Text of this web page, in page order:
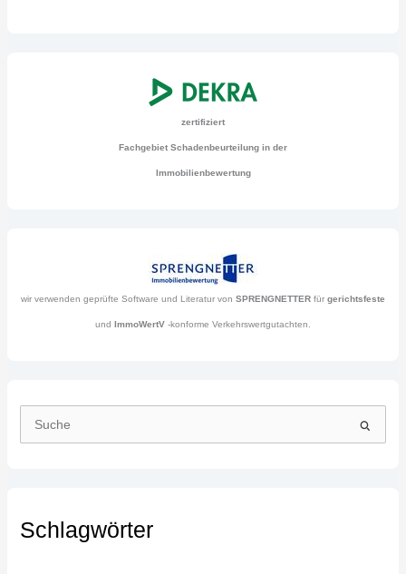
zertifiziert
Fachgebiet Schadenbeurteilung in der
Immobilienbewertung
wir verwenden geprüfte Software und Literatur von SPRENGNETTER für gerichtsfeste
und ImmoWertV -konforme Verkehrswertgutachten.
e
Schlagwörter